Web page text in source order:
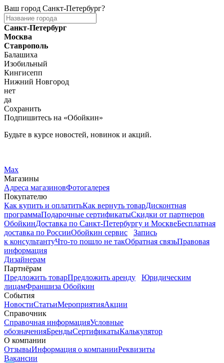
Ваш город Санкт-Петербург?
Санкт-Петербург
Москва
Ставрополь
Балашиха
Изобильный
Кингисепп
Нижний Новгород
нет
да
Сохранить
Подпишитесь на «Обойкин»
Будьте в курсе новостей, новинок и акций.
Max
Магазины
Адреса магазиновФотогалерея
Покупателю
Как купить и оплатитьКак вернуть товарДисконтная
программаПодарочные сертификатыСкидки от партнеров
ОбойкинДоставка по Санкт-Петербургу и МосквеБесплатная
доставка по РоссииОбойкин сервис
Запись
к консультантуЧто-то пошло не такОбратная связьПравовая
информация
Дизайнерам
Партнёрам
Предложить товарПредложить аренду
Юридическим
лицамФраншиза Обойкин
События
НовостиСтатьиМероприятияАкции
Справочник
Справочная информацияУсловные
обозначенияБрендыСертификатыКалькулятор
О компании
ОтзывыИнформация о компанииРеквизиты
Вакансии